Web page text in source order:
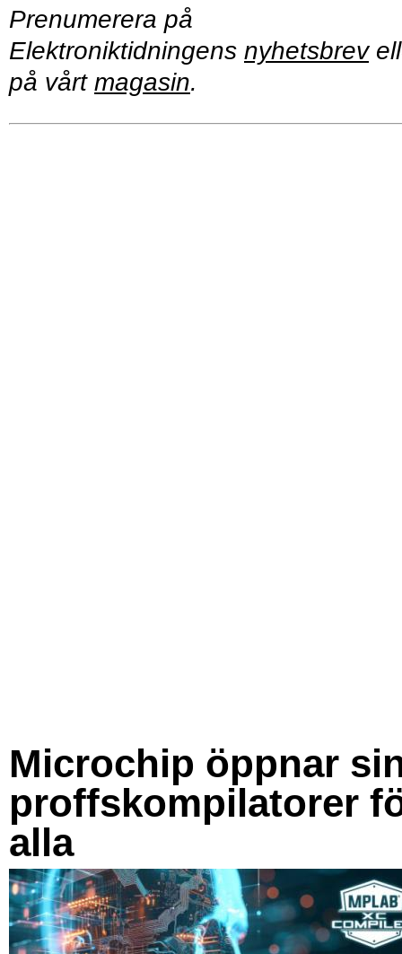
Prenumerera på
Elektroniktidningens nyhetsbrev
på vårt magasin.
Microchip öppnar
proffskompilatorer
alla